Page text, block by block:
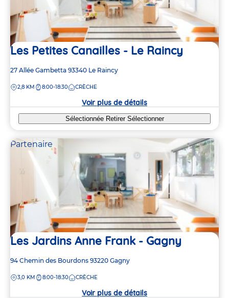
Les Petites Canailles - Le Raincy
Adresse
la
27 Allée Gambetta 93340 Le Raincy
DISTANCE
2,8 KM 8:00-18:30 CRÈCHE
Voir plus de détails
Sélectionnée Retirer Sélectionner
Partenaire
Les Jardins Anne Frank - Gagny
Adresse
la
94 Chemin des Bourdons 93220 Gagny
DISTANCE
3,0 KM 8:00-18:30 CRÈCHE
Voir plus de détails